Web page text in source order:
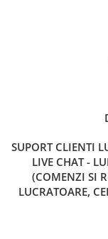
SUPORT CLIENTI
LIVE CHAT -
(COMENZI SI
LUCRATOARE,